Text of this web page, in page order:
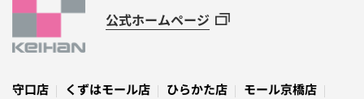
公式ホームページ
守口店 くずはモール店 ひらかた店
モール京橋店